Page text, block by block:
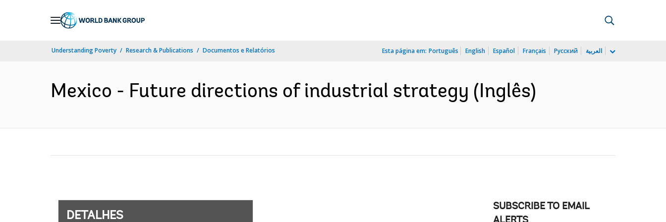
Understanding Poverty Research & Publications Documentos e Relatórios Esta página em: Português English Español Français Русский العربية
Mexico - Future directions of industrial strategy (Inglês)
DETALHES
SUBSCRIBE TO EMAIL